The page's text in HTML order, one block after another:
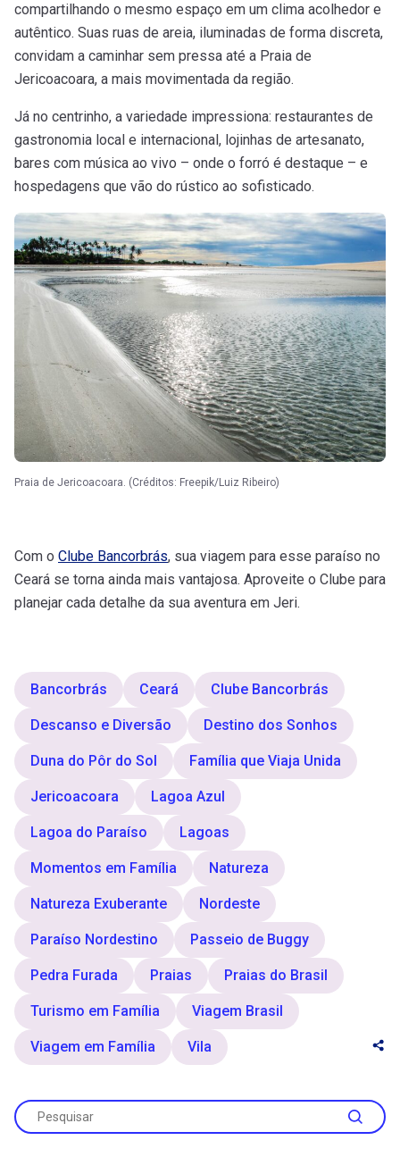
compartilhando o mesmo espaço em um clima acolhedor e
autêntico. Suas ruas de areia, iluminadas de forma discreta,
convidam a caminhar sem pressa até a Praia de
Jericoacoara, a mais movimentada da região.
Já no centrinho, a variedade impressiona: restaurantes de
gastronomia local e internacional, lojinhas de artesanato,
bares com música ao vivo – onde o forró é destaque – e
hospedagens que vão do rústico ao sofisticado.
Praia de Jericoacoara. (Créditos: Freepik/Luiz Ribeiro)
Com o Clube Bancorbrás, sua viagem para esse paraíso no
Ceará se torna ainda mais vantajosa. Aproveite o Clube para
planejar cada detalhe da sua aventura em Jeri.
Bancorbrás Ceará Clube Bancorbrás
Descanso e Diversão Destino dos Sonhos
Duna do Pôr do Sol Família que Viaja Unida
Jericoacoara Lagoa Azul
Lagoa do Paraíso Lagoas
Momentos em Família Natureza
Natureza Exuberante Nordeste
Paraíso Nordestino Passeio de Buggy
Pedra Furada Praias Praias do Brasil
Turismo em Família Viagem Brasil
Viagem em Família Vila